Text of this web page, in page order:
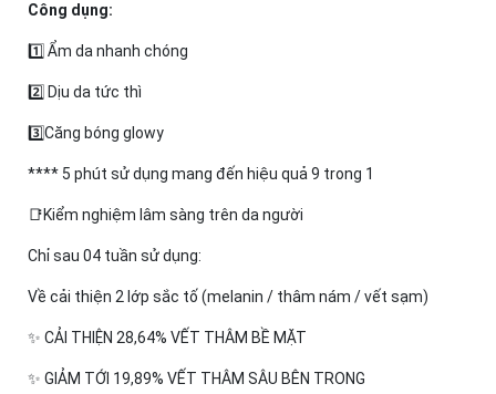
Công dụng:
1️⃣ Ẩm da nhanh chóng
2️⃣ Dịu da tức thì
3️⃣Căng bóng glowy
**** 5 phút sử dụng mang đến hiệu quả 9 trong 1
📑Kiểm nghiệm lâm sàng trên da người
Chỉ sau 04 tuần sử dụng:
Về cải thiện 2 lớp sắc tố (melanin / thâm nám / vết sạm)
✨ CẢI THIỆN 28,64% VẾT THÂM BỀ MẶT
✨ GIẢM TỚI 19,89% VẾT THÂM SÂU BÊN TRONG